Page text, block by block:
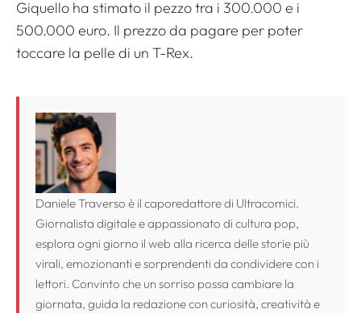
Giquello ha stimato il pezzo tra i 300.000 e i
500.000 euro. Il prezzo da pagare per poter
toccare la pelle di un T-Rex.
Daniele Traverso è il caporedattore di Ultracomici.
Giornalista digitale e appassionato di cultura pop,
esplora ogni giorno il web alla ricerca delle storie più
virali, emozionanti e sorprendenti da condividere con i
lettori. Convinto che un sorriso possa cambiare la
giornata, guida la redazione con curiosità, creatività e